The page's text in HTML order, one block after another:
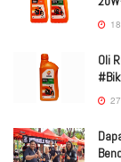
Oli